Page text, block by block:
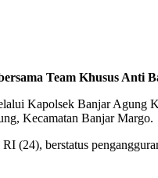
Team Khusus Anti
Kapolsek Banjar Agung
Kecamatan Banjar Margo.
(24), berstatus